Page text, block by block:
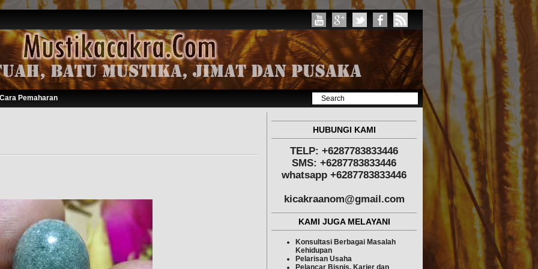
Cara Pemaharan
HUBUNGI KAMI
TELP: +6287783833446
SMS: +6287783833446
whatsapp +6287783833446
kicakraanom@gmail.com
KAMI JUGA MELAYANI
Konsultasi Berbagai Masalah
Kehidupan
Pelarisan Usaha
Pelancar Bisnis, Karier dan